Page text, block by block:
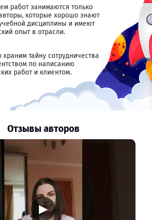
работ занимаются только
которые хорошо знают
дисциплины и имеют
опыт в отрасли.
храним тайну сотрудничества
по написанию
работ и клиентом.
Отзывы авторов
▶